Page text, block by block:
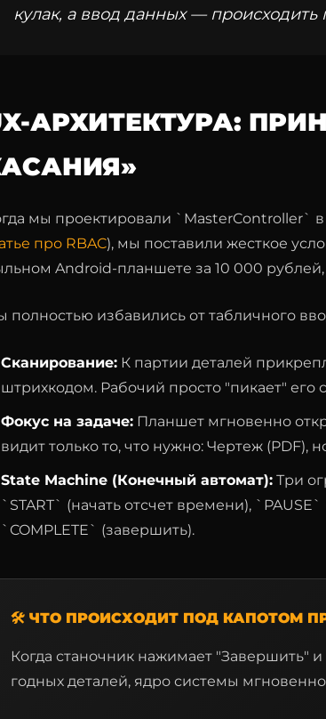
кулак, а ввод данных — происходить
АРХИТЕКТУРА:
мы проектировали `MasterController`
про RBAC), мы поставили жесткое
Android-планшете за 10 000
полностью избавились от табличного
Сканирование: К партии деталей
штрихкодом. Рабочий просто "пикает"
Фокус на задаче: Планшет мгновенно
видит только то, что нужно: Чертеж (PDF),
State Machine (Конечный автомат): Три
`START` (начать отсчет времени),
`COMPLETE` (завершить).
🛠 ЧТО ПРОИСХОДИТ ПОД КАПОТОМ
Когда станочник нажимает "Завершить"
годных деталей, ядро системы